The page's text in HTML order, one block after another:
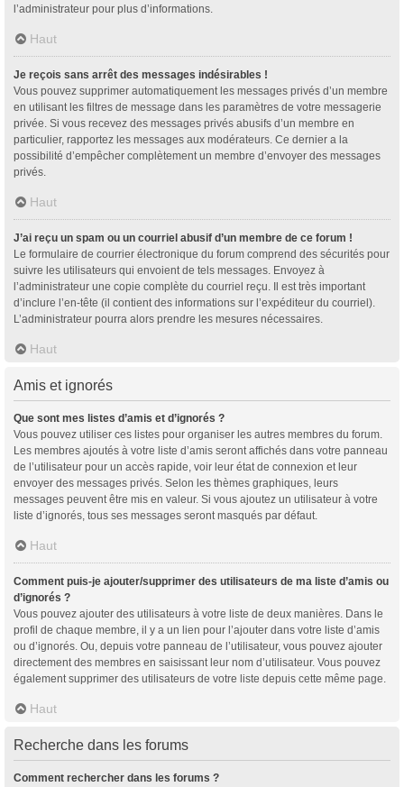
l’administrateur pour plus d’informations.
Haut
Je reçois sans arrêt des messages indésirables !
Vous pouvez supprimer automatiquement les messages privés d’un membre
en utilisant les filtres de message dans les paramètres de votre messagerie
privée. Si vous recevez des messages privés abusifs d’un membre en
particulier, rapportez les messages aux modérateurs. Ce dernier a la
possibilité d’empêcher complètement un membre d’envoyer des messages
privés.
Haut
J’ai reçu un spam ou un courriel abusif d’un membre de ce forum !
Le formulaire de courrier électronique du forum comprend des sécurités pour
suivre les utilisateurs qui envoient de tels messages. Envoyez à
l’administrateur une copie complète du courriel reçu. Il est très important
d’inclure l’en-tête (il contient des informations sur l’expéditeur du courriel).
L’administrateur pourra alors prendre les mesures nécessaires.
Haut
Amis et ignorés
Que sont mes listes d’amis et d’ignorés ?
Vous pouvez utiliser ces listes pour organiser les autres membres du forum.
Les membres ajoutés à votre liste d’amis seront affichés dans votre panneau
de l’utilisateur pour un accès rapide, voir leur état de connexion et leur
envoyer des messages privés. Selon les thèmes graphiques, leurs
messages peuvent être mis en valeur. Si vous ajoutez un utilisateur à votre
liste d’ignorés, tous ses messages seront masqués par défaut.
Haut
Comment puis-je ajouter/supprimer des utilisateurs de ma liste d’amis ou
d’ignorés ?
Vous pouvez ajouter des utilisateurs à votre liste de deux manières. Dans le
profil de chaque membre, il y a un lien pour l’ajouter dans votre liste d’amis
ou d’ignorés. Ou, depuis votre panneau de l’utilisateur, vous pouvez ajouter
directement des membres en saisissant leur nom d’utilisateur. Vous pouvez
également supprimer des utilisateurs de votre liste depuis cette même page.
Haut
Recherche dans les forums
Comment rechercher dans les forums ?